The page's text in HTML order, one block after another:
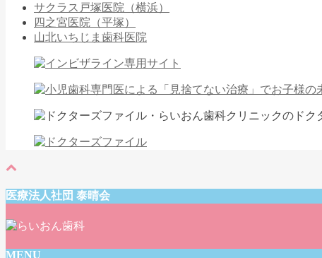
サクラス戸塚医院（横浜）
四之宮医院（平塚）
山北いちじま歯科医院
医療法人社団 泰晴会
MENU